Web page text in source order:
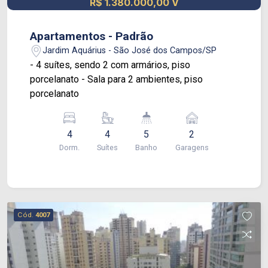
Este excelente apartamento no Jardim Aquarius
privilegiada, próximo ao Sítio Verde, padarias,
farmácias, restaurantes, lanchonetes e rede de
serviços em geral. Agende sua visita e venha
conhecer seu novo lar no Jardim Aquarius!
Apartamentos - Padrão
Jardim Aquárius - São José dos Campos/SP
- 4 suítes, sendo 2 com armários, piso
porcelanato - Sala para 2 ambientes, piso
porcelanato
4
Dorm.
4
Suítes
5
Banho
2
Garagens
Cód. 4007